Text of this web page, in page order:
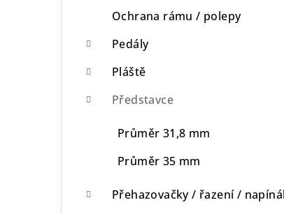
Ochrana rámu / polepy
Pedály
Pláště
Představce
Průměr 31,8 mm
Průměr 35 mm
Přehazovačky / řazení /